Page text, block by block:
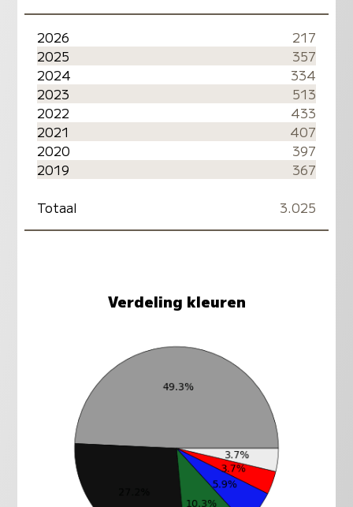
2026
217
2025
357
2024
334
2023
513
2022
433
2021
407
2020
397
2019
367
Totaal
3.025
Verdeling kleuren